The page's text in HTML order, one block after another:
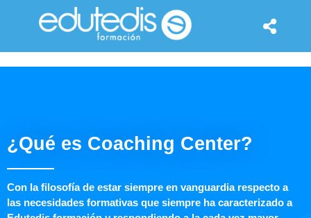
¿Qué es Coaching Center?
Con la filosofía de estar siempre en vanguardia respecto a
las necesidades formativas que siempre ha caracterizado a